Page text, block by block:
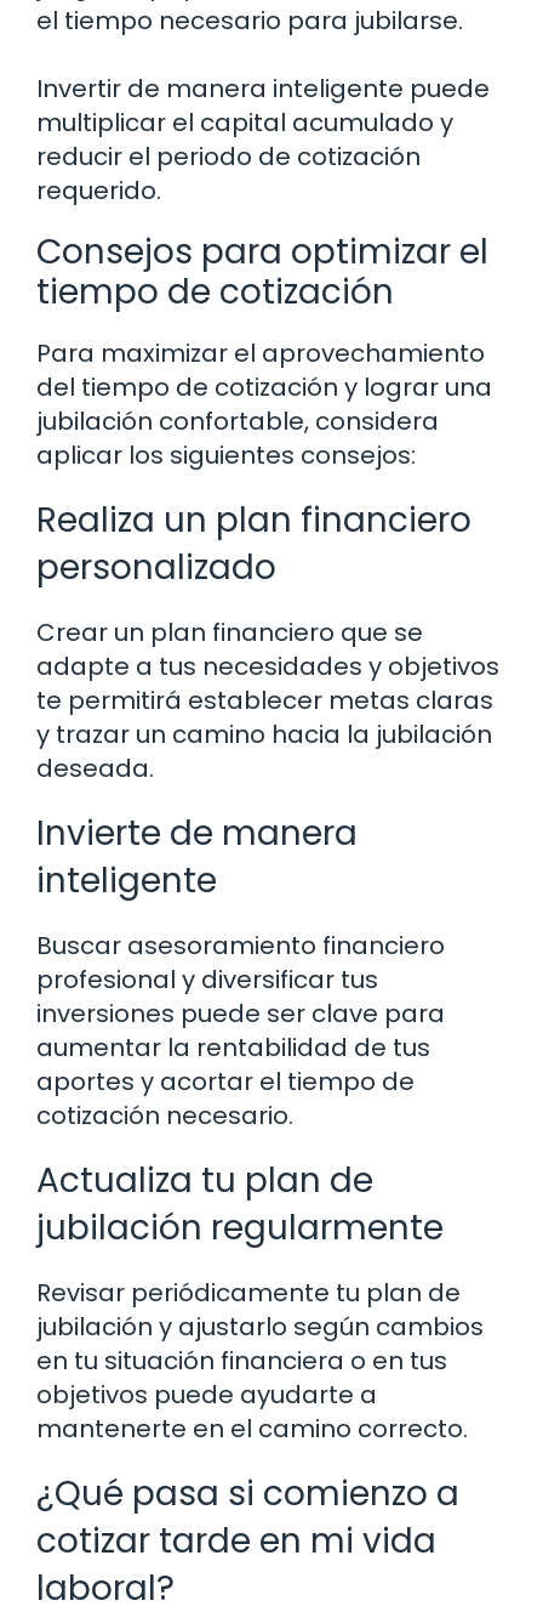
el tiempo necesario para jubilarse.
Invertir de manera inteligente puede
multiplicar el capital acumulado y
reducir el periodo de cotización
requerido.
Consejos para optimizar el
tiempo de cotización
Para maximizar el aprovechamiento
del tiempo de cotización y lograr una
jubilación confortable, considera
aplicar los siguientes consejos:
Realiza un plan financiero
personalizado
Crear un plan financiero que se
adapte a tus necesidades y objetivos
te permitirá establecer metas claras
y trazar un camino hacia la jubilación
deseada.
Invierte de manera
inteligente
Buscar asesoramiento financiero
profesional y diversificar tus
inversiones puede ser clave para
aumentar la rentabilidad de tus
aportes y acortar el tiempo de
cotización necesario.
Actualiza tu plan de
jubilación regularmente
Revisar periódicamente tu plan de
jubilación y ajustarlo según cambios
en tu situación financiera o en tus
objetivos puede ayudarte a
mantenerte en el camino correcto.
¿Qué pasa si comienzo a
cotizar tarde en mi vida
laboral?